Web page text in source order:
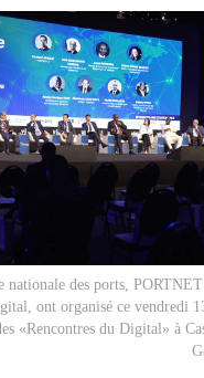
nationale des ports,
ont organisé ce vendredi
«Rencontres du Digital» à